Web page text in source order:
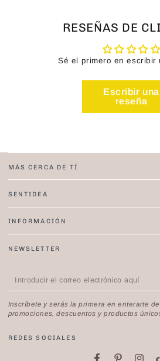
RESEÑAS DE
Sé el primero en escribir
Escribir una
reseña
MÁS CERCA DE TÍ
SENTIDEA
INFORMACIÓN
NEWSLETTER
Introducir
correo
Inscríbete y serás la primera en enterarte
promociones, descuentos y productos
REDES SOCIALES